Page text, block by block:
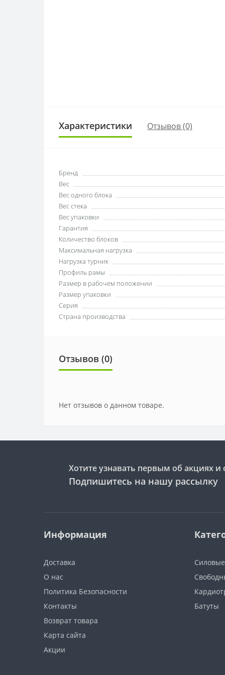
Характеристики Отзывов (0)
Бренд
Вес
Вес одного блока
Вес стека
Вес упаковки
Гарантия
Количество блоков
Максимальная нагрузка
Нагрузка турник
Профиль рамы
Размер в рабочем положении
Размер упаковки
Серия
Страна производства
Отзывов (0)
Нет отзывов о данном товаре.
Хотите узнавать первым об акциях и
Подпишитесь на нашу рассылку
Информация
Доставка
О нас
Политика Безопасности
Контакты
Возврат товара
Карта сайта
Акции
Батуты